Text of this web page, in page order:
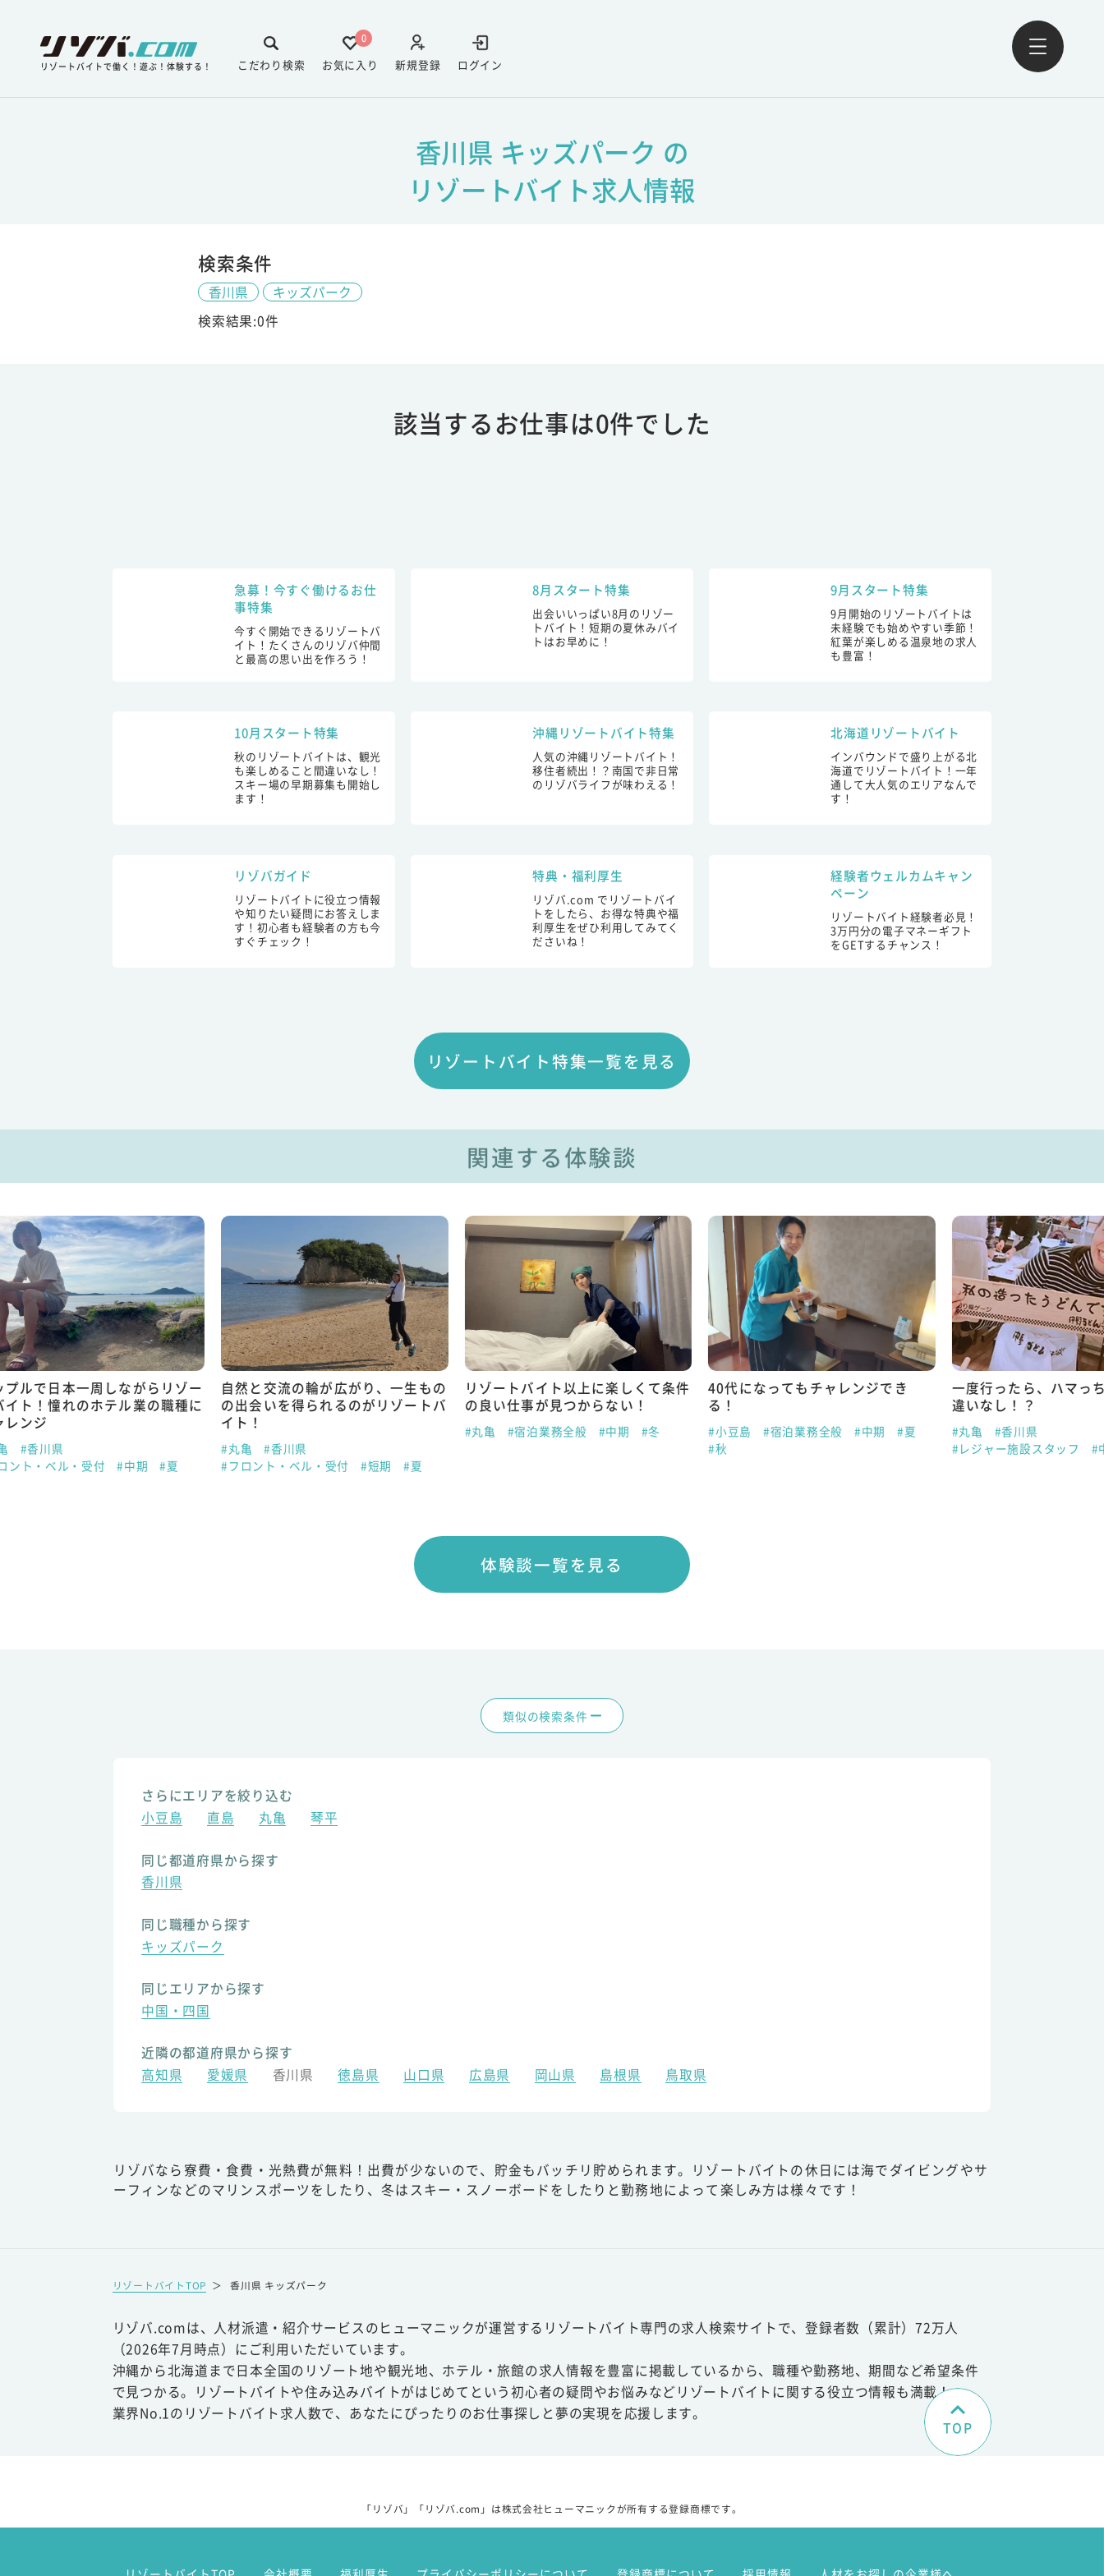
リゾートバイトで働く！遊ぶ！体験する！ ログイン
新規登録
0
お気に入り
こだわり検索
香川県 キッズパーク の
リゾートバイト求人情報
検索条件
香川県
キッズパーク
検索結果:0件
該当するお仕事は0件でした
急募！今すぐ働けるお仕
事特集
今すぐ開始できるリゾートバ
イト！たくさんのリゾバ仲間
と最高の思い出を作ろう！
8月スタート特集
出会いいっぱい8月のリゾー
トバイト！短期の夏休みバイ
トはお早めに！
9月スタート特集
9月開始のリゾートバイトは
未経験でも始めやすい季節！
紅葉が楽しめる温泉地の求人
も豊富！
10月スタート特集
秋のリゾートバイトは、観光
も楽しめること間違いなし！
スキー場の早期募集も開始し
ます！
沖縄リゾートバイト特集
人気の沖縄リゾートバイト！
移住者続出！？南国で非日常
のリゾバライフが味わえる！
北海道リゾートバイト
インバウンドで盛り上がる北
海道でリゾートバイト！一年
通して大人気のエリアなんで
す！
リゾバガイド
リゾートバイトに役立つ情報
や知りたい疑問にお答えしま
す！初心者も経験者の方も今
すぐチェック！
特典・福利厚生
リゾバ.com でリゾートバイ
トをしたら、お得な特典や福
利厚生をぜひ利用してみてく
ださいね！
経験者ウェルカムキャン
ペーン
リゾートバイト経験者必見！
3万円分の電子マネーギフト
をGETするチャンス！
リゾートバイト特集一覧を見る
関連する体験談
で日本一周しながらリゾー
！憧れのホテル業の職種に
ジ
川県
・ベル・受付
#中期 #夏
自然と交流の輪が広がり、一生もの
の出会いを得られるのがリゾートバ
イト！
#丸亀
#香川県
#フロント・ベル・受付
#短期 #夏
リゾートバイト以上に楽しくて条件
の良い仕事が見つからない！
#丸亀 #宿泊業務全般 #中期 #冬
40代になってもチャレンジでき
る！
#小豆島 #宿泊業務全般 #中期
#夏
一度行ったら、ハマっちゃ
違いなし！？
#丸亀
#香川県
#レジャー施設スタッフ
#中期
体験談一覧を見る
類似の検索条件
さらにエリアを絞り込む
小豆島
直島 丸亀 琴平
同じ都道府県から探す
香川県
同じ職種から探す
キッズパーク
同じエリアから探す
中国・四国
近隣の都道府県から探す
高知県
愛媛県 香川県 徳島県 山口県 広島県 岡山県 島根県 鳥取県
リゾバなら寮費・食費・光熱費が無料！出費が少ないので、貯金もバッチリ貯められます。リゾートバイトの休日には海でダイビングやサ
ーフィンなどのマリンスポーツをしたり、冬はスキー・スノーボードをしたりと勤務地によって楽しみ方は様々です！
リゾートバイトTOP ＞ 香川県 キッズパーク
リゾバ.comは、人材派遣・紹介サービスのヒューマニックが運営するリゾートバイト専門の求人検索サイトで、登録者数（累計）72万人
（2026年7月時点）にご利用いただいています。
沖縄から北海道まで日本全国のリゾート地や観光地、ホテル・旅館の求人情報を豊富に掲載しているから、職種や勤務地、期間など希望条件
で見つかる。リゾートバイトや住み込みバイトがはじめてという初心者の疑問やお悩みなどリゾートバイトに関する役立つ情報も満載！
業界No.1のリゾートバイト求人数で、あなたにぴったりのお仕事探しと夢の実現を応援します。
TOP
「リゾバ」「リゾバ.com」は株式会社ヒューマニックが所有する登録商標です。